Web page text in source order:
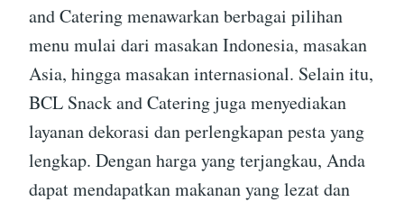
and Catering menawarkan berbagai pilihan
menu mulai dari masakan Indonesia, masakan
Asia, hingga masakan internasional. Selain itu,
BCL Snack and Catering juga menyediakan
layanan dekorasi dan perlengkapan pesta yang
lengkap. Dengan harga yang terjangkau, Anda
dapat mendapatkan makanan yang lezat dan